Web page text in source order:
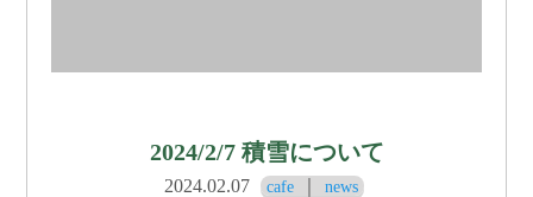
2024/2/7 積雪について
2024.02.07 cafe news